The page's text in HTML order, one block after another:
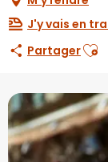
J'y vais en
Partager